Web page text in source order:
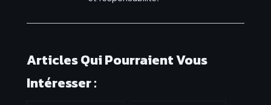
Articles Qui Pourraient Vous
Intéresser :